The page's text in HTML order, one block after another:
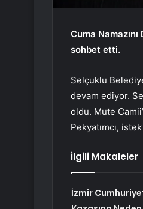
Cuma
sohbet etti.
Selçuklu
devam ediyor.
oldu. Mute
Pekyatımcı,
İlgili Makaleler
İzmir Cumhuriyet